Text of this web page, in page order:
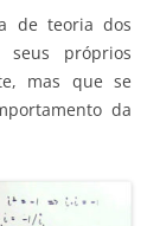
de teoria dos
próprios
mas que se
da